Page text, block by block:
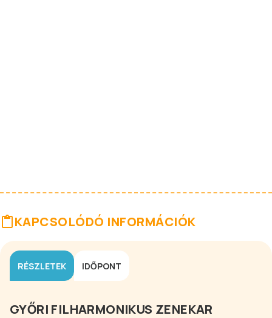
KAPCSOLÓDÓ INFORMÁCIÓK
RÉSZLETEK IDŐPONT
GYŐRI FILHARMONIKUS ZENEKAR